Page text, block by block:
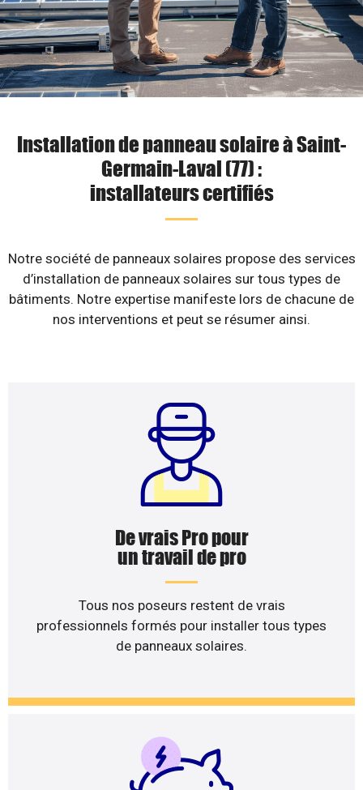
Installation de panneau solaire à Saint-
Germain-Laval (77) :
installateurs certifiés
Notre société de panneaux solaires propose des services
d’installation de panneaux solaires sur tous types de
bâtiments. Notre expertise manifeste lors de chacune de
nos interventions et peut se résumer ainsi.
De vrais Pro pour
un travail de pro
Tous nos poseurs restent de vrais
professionnels formés pour installer tous types
de panneaux solaires.